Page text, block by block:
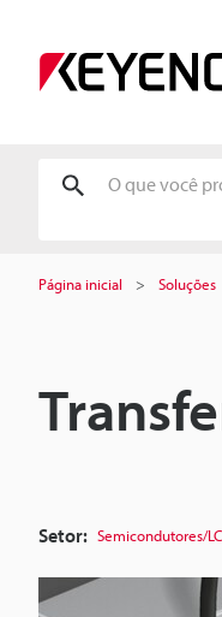
Página inicial Soluções
Setor: Semicondutores/